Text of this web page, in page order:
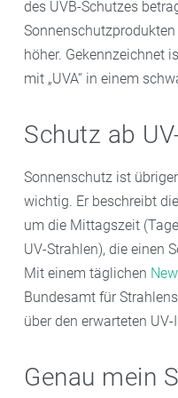
des UVB-Schutzes
höher. Gekennzeichnet
mit „UVA“ in einem
Schutz ab
Sonnenschutz ist
wichtig. Er beschreibt
um die Mittagszeit
UV-Strahlen), die einen
Mit einem täglichen
Bundesamt für
über den erwarteten UV-
Genau mein